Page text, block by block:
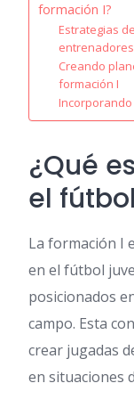
formación I?
Estrategias
Creando
formación I
¿Qué
el
La formación I
en el fútbol
posicionados
campo. Esta
crear jugadas
en situaciones